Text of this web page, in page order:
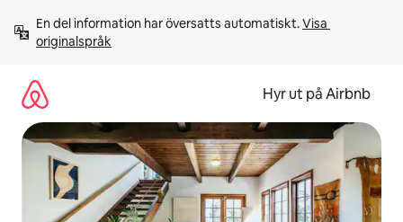
innehåll
En del information har översatts automatiskt. Visa
originalspråk
Hyr ut på Airbnb